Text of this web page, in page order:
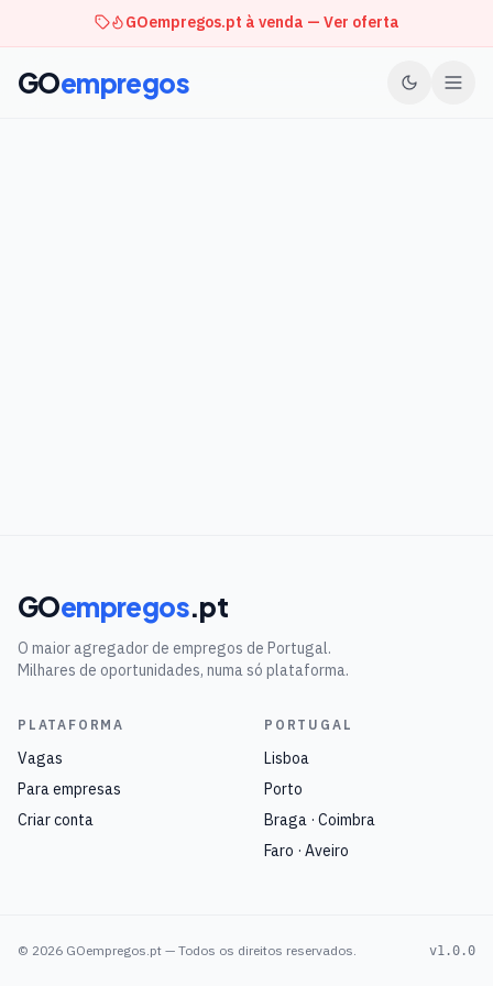
GOempregos.pt à venda — Ver oferta
GOempregos
GOempregos.pt
O maior agregador de empregos de Portugal.
Milhares de oportunidades, numa só plataforma.
PLATAFORMA
Vagas
Para empresas
Criar conta
PORTUGAL
Lisboa
Porto
Braga · Coimbra
Faro · Aveiro
© 2026 GOempregos.pt — Todos os direitos reservados. v1.0.0